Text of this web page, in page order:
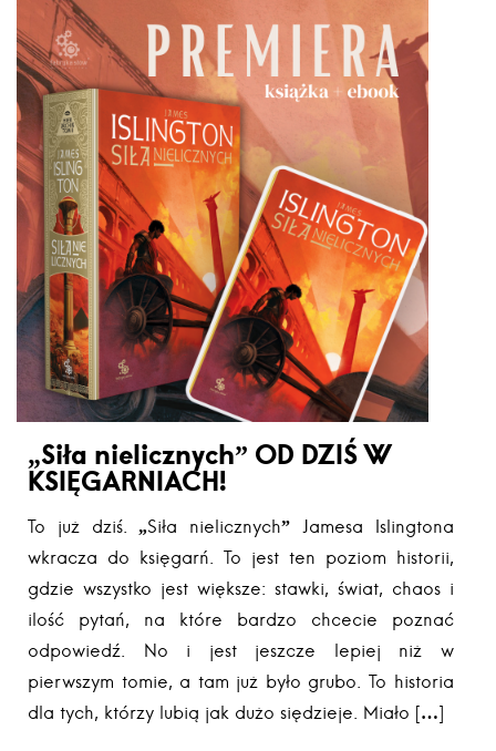
„Siła nielicznych” OD DZIŚ W
KSIĘGARNIACH!
To już dziś. „Siła nielicznych” Jamesa Islingtona
wkracza do księgarń. To jest ten poziom historii,
gdzie wszystko jest większe: stawki, świat, chaos i
ilość pytań, na które bardzo chcecie poznać
odpowiedź. No i jest jeszcze lepiej niż w
pierwszym tomie, a tam już było grubo. To historia
dla tych, którzy lubią jak dużo siędzieje. Miało […]